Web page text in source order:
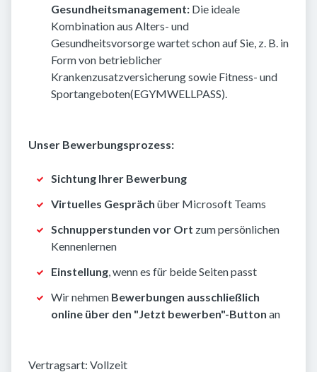
Gesundheitsmanagement: Die ideale
Kombination aus Alters- und
Gesundheitsvorsorge wartet schon auf Sie, z. B. in
Form von betrieblicher
Krankenzusatzversicherung sowie Fitness- und
Sportangeboten(EGYMWELLPASS).
Unser Bewerbungsprozess:
Sichtung Ihrer Bewerbung
Virtuelles Gespräch über Microsoft Teams
Schnupperstunden vor Ort zum persönlichen
Kennenlernen
Einstellung, wenn es für beide Seiten passt
Wir nehmen Bewerbungen ausschließlich
online über den "Jetzt bewerben"-Button an
Vertragsart: Vollzeit